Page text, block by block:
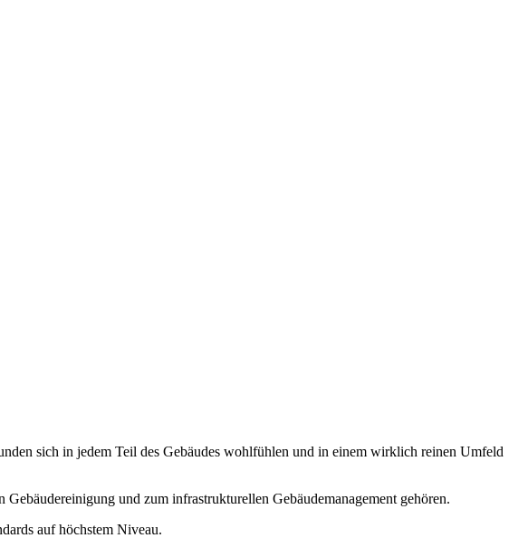
sich in jedem Teil des Gebäudes wohlfühlen und in einem wirklich reinen Umfeld
und zum infrastrukturellen Gebäudemanagement gehören.
auf höchstem Niveau.